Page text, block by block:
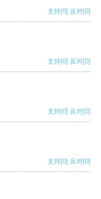
支持[0] 反对[0]
支持[0] 反对[0]
支持[0] 反对[0]
支持[0] 反对[0]